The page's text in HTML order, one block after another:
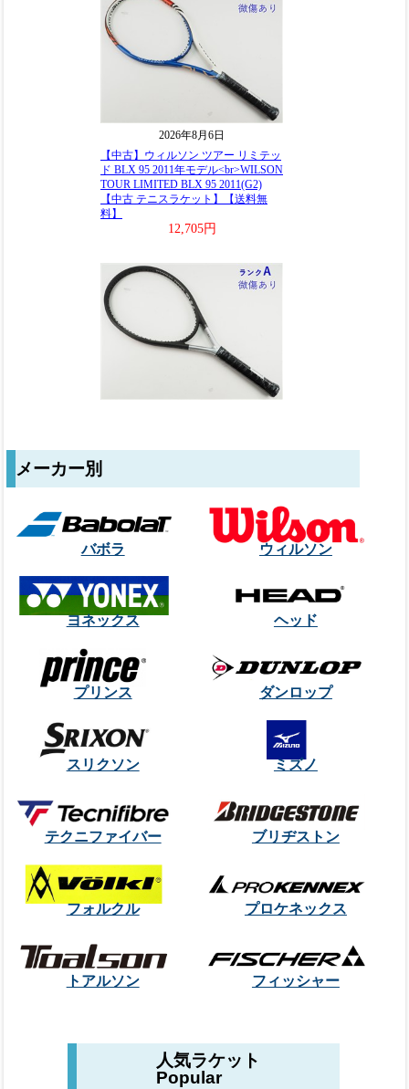
メーカー別
バボラ ウィルソン
ヨネックス ヘッド
プリンス ダンロップ
スリクソン ミズノ
テクニファイバー ブリヂストン
フォルクル プロケネックス
トアルソン フィッシャー
人気ラケット
Popular